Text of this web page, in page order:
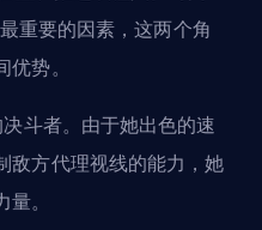
重要的因素，这两个角
势。
斗者。由于她出色的速
敌方代理视线的能力，她
。